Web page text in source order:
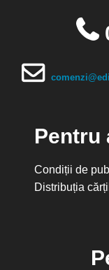
Pentru
Condiții de
Distribuția